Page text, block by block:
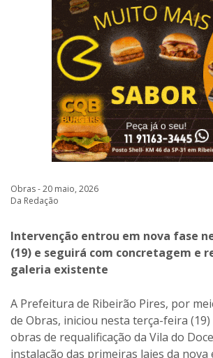
Obras - 20 maio, 2026
Da Redação
Intervenção entrou em nova fase
(19) e seguirá com concretagem e
galeria existente
A Prefeitura de Ribeirão Pires, por
de Obras, iniciou nesta terça-feira
obras de requalificação da Vila do
instalação das primeiras lajes da